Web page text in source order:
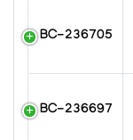
BC-236705
BC-236697